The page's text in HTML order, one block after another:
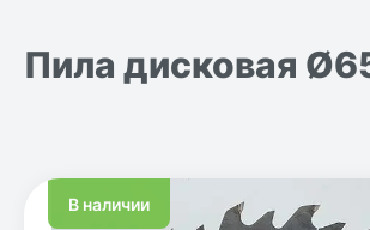
Пила дисковая
В наличии